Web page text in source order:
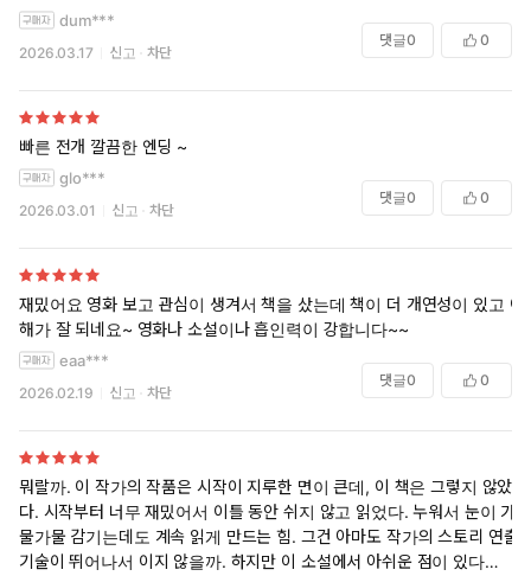
dum***
2026.03.17 신고 차단
댓글0 0
빠른 전개 깔끔한 엔딩 ~
glo***
2026.03.01 신고 차단
댓글0 0
재밌어요 영화 보고 관심이 생겨서 책을 샀는데 책이 더 개연성이 있고 이
해가 잘 되네요~ 영화나 소설이나 흡인력이 강합니다~~
eaa***
2026.02.19 신고 차단
댓글0 0
뭐랄까. 이 작가의 작품은 시작이 지루한 면이 큰데, 이 책은 그렇지 않았
다. 시작부터 너무 재밌어서 이틀 동안 쉬지 않고 읽었다. 누워서 눈이 가
물가물 감기는데도 계속 읽게 만드는 힘. 그건 아마도 작가의 스토리 연출
기술이 뛰어나서 이지 않을까. 하지만 이 소설에서 아쉬운 점이 있다면 니